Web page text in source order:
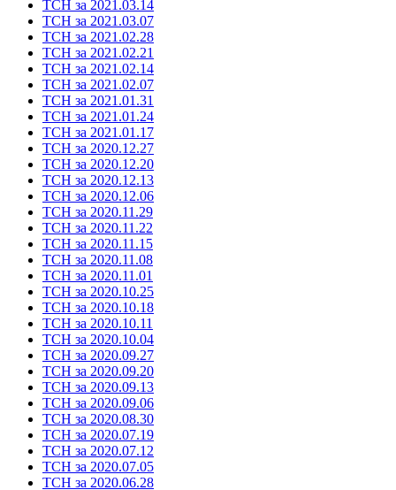
ТСН за 2021.03.14
ТСН за 2021.03.07
ТСН за 2021.02.28
ТСН за 2021.02.21
ТСН за 2021.02.14
ТСН за 2021.02.07
ТСН за 2021.01.31
ТСН за 2021.01.24
ТСН за 2021.01.17
ТСН за 2020.12.27
ТСН за 2020.12.20
ТСН за 2020.12.13
ТСН за 2020.12.06
ТСН за 2020.11.29
ТСН за 2020.11.22
ТСН за 2020.11.15
ТСН за 2020.11.08
ТСН за 2020.11.01
ТСН за 2020.10.25
ТСН за 2020.10.18
ТСН за 2020.10.11
ТСН за 2020.10.04
ТСН за 2020.09.27
ТСН за 2020.09.20
ТСН за 2020.09.13
ТСН за 2020.09.06
ТСН за 2020.08.30
ТСН за 2020.07.19
ТСН за 2020.07.12
ТСН за 2020.07.05
ТСН за 2020.06.28